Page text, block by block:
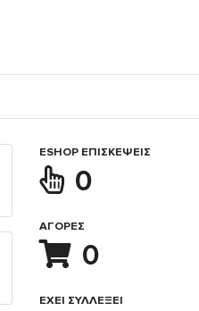
ESHOP ΕΠΙΣΚΈΨΕΙΣ
0
ΑΓΟΡΈΣ
0
ΈΧΕΙ ΣΥΛΛΈΞΕΙ